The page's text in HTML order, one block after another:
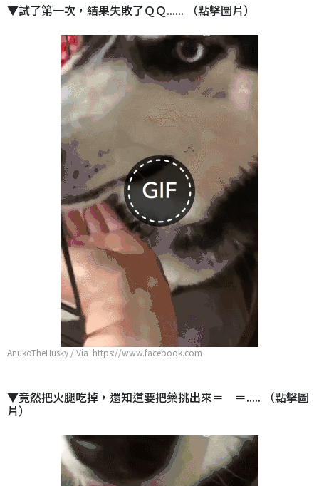
▼試了第一次，結果失敗了ＱＱ...... （點擊圖片）
AnukoTheHusky / Via https://www.facebook.com
▼竟然把火腿吃掉，還知道要把藥挑出來＝ ＝..... （點擊圖
片）